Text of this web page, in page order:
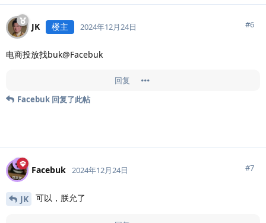
JK 楼主 2024年12月24日 #6
电商投放找buk@Facebuk
回复
Facebuk 回复了此帖
Facebuk 2024年12月24日 #7
JK 可以，朕允了